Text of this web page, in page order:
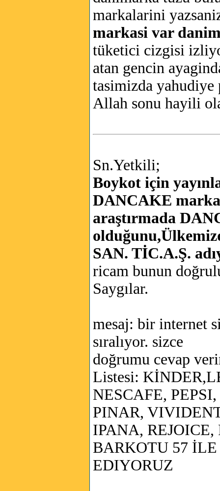
markalarini
markasi var
tüketici cizgisi
atan gencin
tasimizda yahudiye
Allah sonu hayili
Sn.Yetkili;
Boykot için
DANCAKE
araştırmada
SAN. TİC.A.Ş.
ricam bunun
Saygılar.
mesaj: bir internet
sıralıyor. sizce
doğrumu cevap
Listesi:
NESCAFE,
PINAR,
IPANA,
BARKOTU 57
EDIYORUZ